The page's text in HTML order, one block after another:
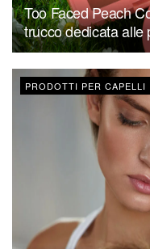
Too Faced Peach
trucco dedicata alle
PRODOTTI PER CAPELLI